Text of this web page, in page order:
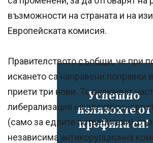
Успешно
излязохте от
профила си!
възможности на страната и на
Европейската комисия.
Правителствотосъобщи, че при
искането са направени поправки
приети три нови. Те включват
либерализация на
(само за едрите потребители),
независима антикорупционна